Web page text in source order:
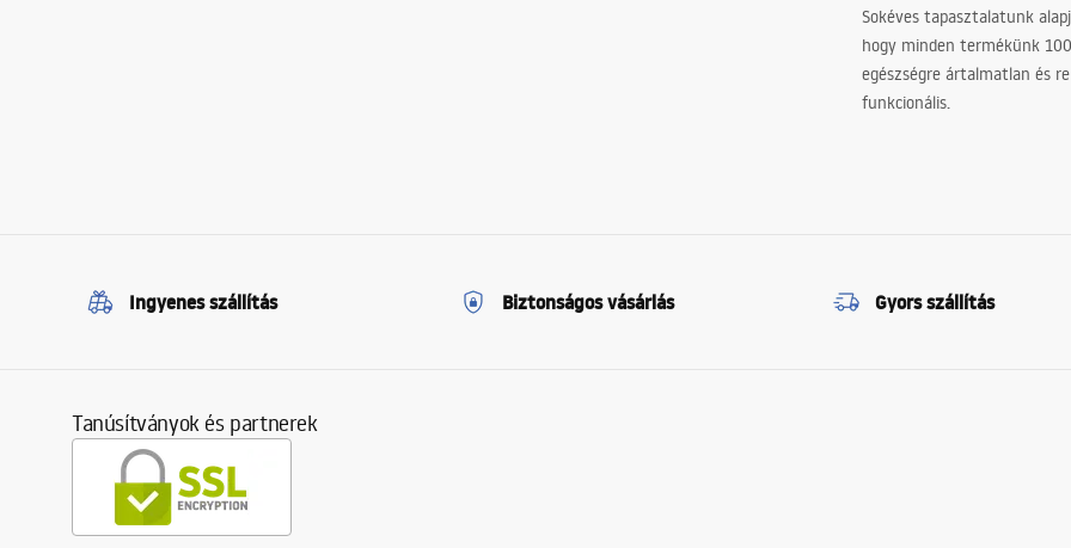
Sokéves tapasztalatunk
hogy minden termékünk
egészségre ártalmatlan és
funkcionális.
Ingyenes szállítás Biztonságos vásárlás Gyors szállítás
Tanúsítványok és partnerek